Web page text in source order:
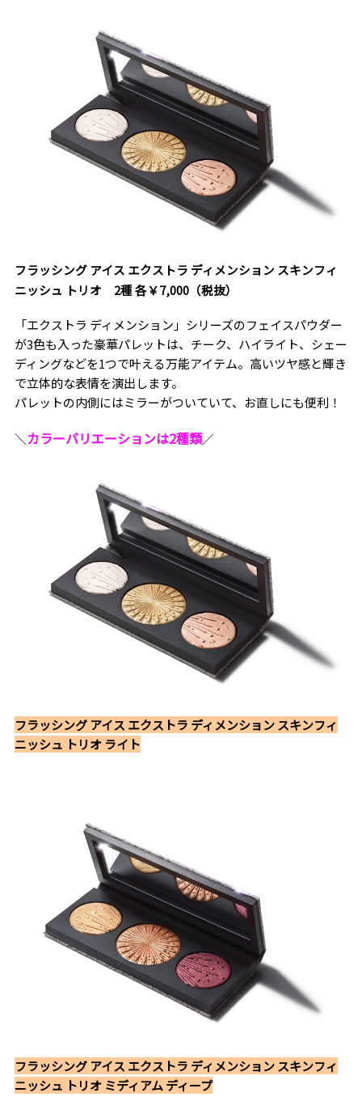
フラッシング アイス エクストラ ディメンション スキンフィ
ニッシュ トリオ 2種 各￥7,000（税抜）
「エクストラ ディメンション」シリーズのフェイスパウダー
が3色も入った豪華パレットは、チーク、ハイライト、シェー
ディングなどを1つで叶える万能アイテム。高いツヤ感と輝き
で立体的な表情を演出します。
パレットの内側にはミラーがついていて、お直しにも便利！
＼カラーバリエーションは2種類／
フラッシング アイス エクストラ ディメンション スキンフィ
ニッシュ トリオ ライト
フラッシング アイス エクストラ ディメンション スキンフィ
ニッシュ トリオ ミディアム ディープ